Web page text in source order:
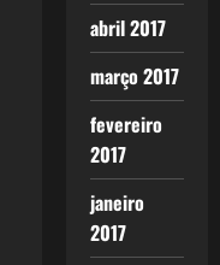
abril 2017
março 2017
fevereiro
2017
janeiro
2017